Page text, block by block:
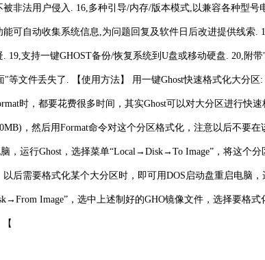
被非法用户侵入. 16,多种引导/内存/版本模式,以兼容各种型号
能可自动收集系统信息,为问题回复及软件日后改进提供线索.
. 19,支持一键GHOST备份/恢复系统到U盘或移动硬盘. 20,附
"等文件丢失了. 【使用方法】 用一键Ghost快速格式化大分
时，都要花费很多时间，其实Ghost可以对大分区进行快
，然后用Format命令对这个分区格式化，注意以后不要
，运行Ghost，选择菜单“Local→Disk→To Image”，将这个
后需要格式化某个大分区时，即可用DOS启动盘重启电脑，
Image”，选中上述制好的GHO镜像文件，选择要格
【